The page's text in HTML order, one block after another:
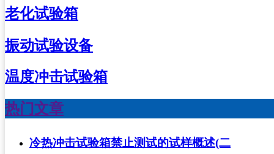
老化试验箱
振动试验设备
温度冲击试验箱
热门文章
冷热冲击试验箱禁止测试的试样概述(二